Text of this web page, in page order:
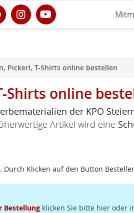
Pickerl, T-Shirts online bestellen
Shirts online
der KPÖ
Artikel wird eine
Klicken auf den Button
Bestellungklicken Sie bitte hier oder